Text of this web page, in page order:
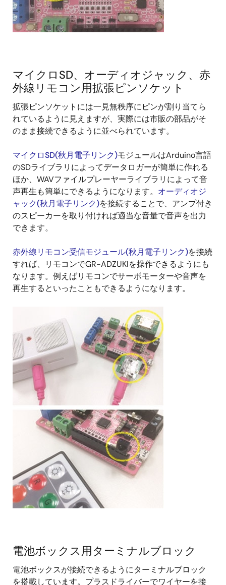
マイクロSD、オーディオジャック、赤
外線リモコン用拡張ピンソケット
拡張ピンソケットには一見無秩序にピンが割り当てら
れているように見えますが、実際には市販の部品がそ
のまま接続できるように並べられています。
マイクロSD(秋月電子リンク)モジュールはArduino言語
のSDライブラリによってデータロガーが簡単に作れる
ほか、WAVファイルプレーヤーライブラリによって音
声再生も簡単にできるようになります。 オーディオジ
ャック(秋月電子リンク)を接続することで、アンプ付き
のスピーカーを取り付ければ適当な音量で音声を出力
できます。
赤外線リモコン受信モジュール(秋月電子リンク)を接続
すれば、リモコンでGR-ADZUKIを操作できるようにも
なります。例えばリモコンでサーボモーターや音声を
再生するといったこともできるようになります。
電池ボックス用ターミナルブロック
電池ボックスが接続できるようにターミナルブロック
を搭載しています。プラスドライバーでワイヤーを接